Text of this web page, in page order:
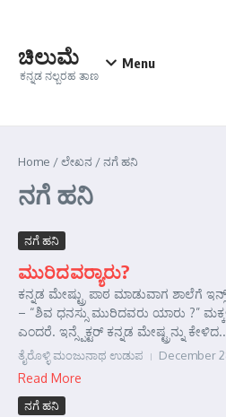
ಚಿಲುಮೆ
ಕನ್ನಡ ನಲ್ಬರಹ ತಾಣ
Menu
Home /ಲೇಖನ /ನಗೆ ಹನಿ
ನಗೆ ಹನಿ
ನಗೆ ಹನಿ
ಮುರಿದವರ್‍ಯಾರು?
ಕನ್ನಡ ಮೇಷ್ಟ್ರು ಪಾಠ ಮಾಡುವಾಗ ಶಾಲೆಗೆ
– “ಶಿವ ಧನಸ್ಸು ಮುರಿದವರು ಯಾರು ?”
ಎಂದರೆ. ಇನ್ಸ್ಪೆಕ್ಟರ್ ಕನ್ನಡ ಮೇಷ್ಟ್ರನ್ನು
ತೈರೊಳ್ಳಿ ಮಂಜುನಾಥ ಉಡುಪ December
Read More
ನಗೆ ಹನಿ